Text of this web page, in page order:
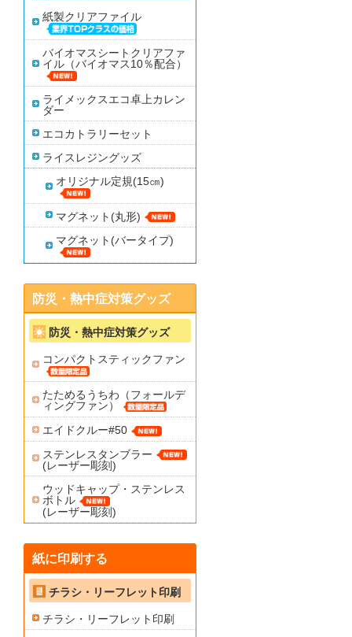
紙製クリアファイル
バイオマスシートクリアファ
イル（バイオマス10％配合）
ライメックスエコ卓上カレン
ダー
エコカトラリーセット
ライスレジングッズ
オリジナル定規(15㎝)
マグネット(丸形)
マグネット(バータイプ)
防災・熱中症対策グッズ
防災・熱中症対策グッズ
コンパクトスティックファン
たためるうちわ（フォールデ
ィングファン）
エイドクルー#50
ステンレスタンブラー
(レーザー彫刻)
ウッドキャップ・ステンレス
ボトル
(レーザー彫刻)
紙に印刷する
チラシ・リーフレット印刷
チラシ・リーフレット印刷